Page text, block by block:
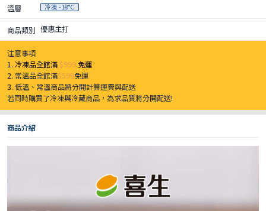
溫層 冷凍 -18°C
商品類別 優惠主打
注意事項
1. 冷凍品全館滿 $999免運
2. 常溫品全館滿$599免運
3.低溫、常溫商品將分開計算運費與配送
若同時購買了冷凍與冷藏商品，為求品質將分開配送!
商品介紹